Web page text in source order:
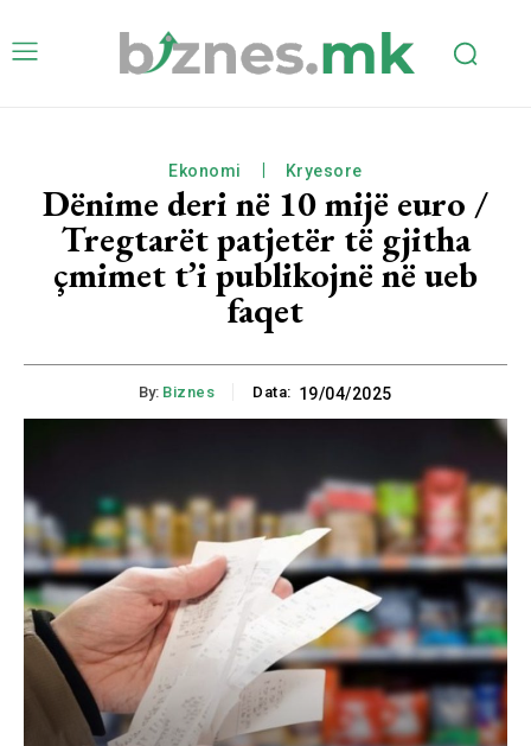
Ekonomi Kryesore
Dënime deri në 10 mijë euro /
Tregtarët patjetër të gjitha
çmimet t’i publikojnë në ueb
faqet
By: Biznes Data: 19/04/2025